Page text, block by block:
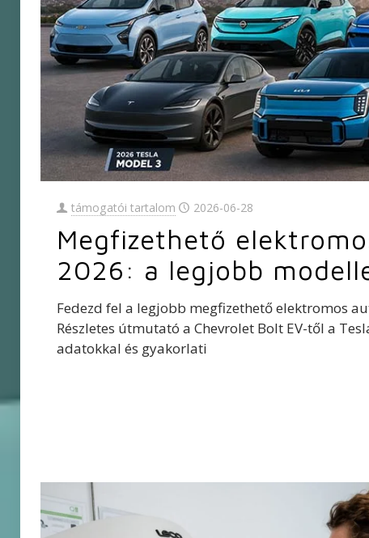
támogatói tartalom 2026-06-28
Megfizethető
2026: a legjobb
Fedezd fel a legjobb megfizethető elektromos
Részletes útmutató a Chevrolet Bolt EV-től a
adatokkal és gyakorlati